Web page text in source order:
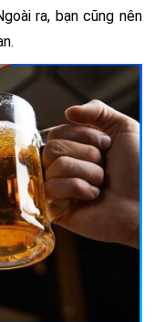
ra, bạn cũng nên